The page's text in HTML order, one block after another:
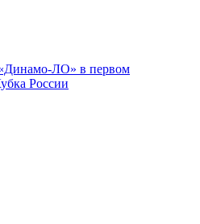
«Динамо-ЛО» в первом
России